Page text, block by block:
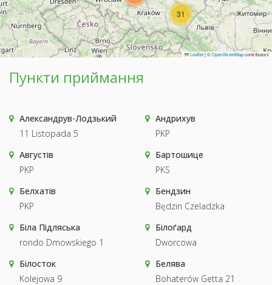
31
Leaflet|©OpenStreetMapcontributors
Пункти приймання
Александрув-Лодзький
11 Listopada 5
Андрихув
PKP
Августів
PKP
Бартошице
PKS
Белхатів
PKP
Бендзин
Będzin Czeladzka
Біла Підляська
rondo Dmowskiego 1
Білоґард
Dworcowa
Білосток
Kolejowa 9
Белява
Bohaterów Getta 21